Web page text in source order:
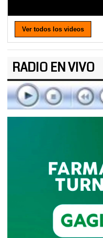
Ver todos los videos
RADIO EN VIVO